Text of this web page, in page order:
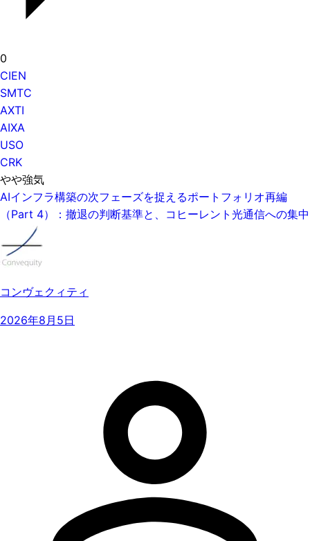
0
CIEN
SMTC
AXTI
AIXA
USO
CRK
やや強気
AIインフラ構築の次フェーズを捉えるポートフォリオ再編
（Part 4）：撤退の判断基準と、コヒーレント光通信への集中
コンヴェクィティ
2026年8月5日